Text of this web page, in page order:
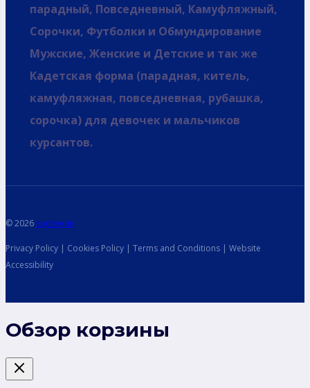
парадный, Повседневный, Камуфляжный,
Сорочки, Футболки и Обмундирование
Мужские, Женские и Детские и так же
Кадетская форма (парадная, китель,
камуфляжная, повседневная, рубашка,
сорочка) для девочек и мальчиков
курсантов.
© 2026 spetsvoin
Privacy Policy | Cookies Policy | Terms and Conditions | Website
Accessibility
Обзор корзины